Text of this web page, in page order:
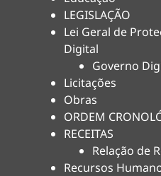
LEGISLAÇÃO
Lei Geral de
Digital
Governo
Licitações
Obras
ORDEM
RECEITAS
Relação de
Recursos